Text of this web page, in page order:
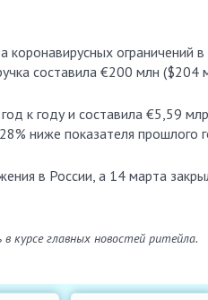
ограничений
составила €200 млн ($204
к году и составила €5,59
ниже показателя прошлого
в России, а 14 марта
курсе главных новостей ритейла.